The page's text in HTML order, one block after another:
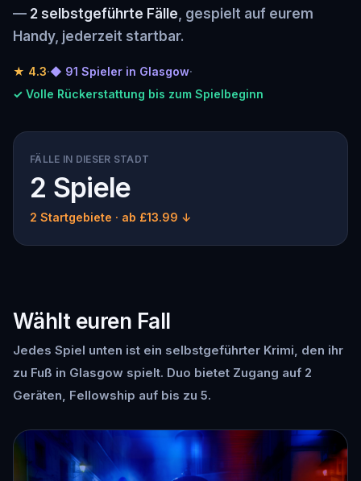
— 2 selbstgeführte Fälle, gespielt auf eurem
Handy, jederzeit startbar.
★ 4.3·◆ 91 Spieler in Glasgow·
✓ Volle Rückerstattung bis zum Spielbeginn
FÄLLE IN DIESER STADT
2 Spiele
2 Startgebiete · ab £13.99 ↓
Wählt euren Fall
Jedes Spiel unten ist ein selbstgeführter Krimi, den ihr
zu Fuß in Glasgow spielt. Duo bietet Zugang auf 2
Geräten, Fellowship auf bis zu 5.